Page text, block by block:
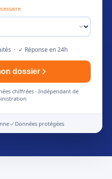
· ✓ Réponse en 24h
dossier
chiffrées · Indépendant de
Données protégées